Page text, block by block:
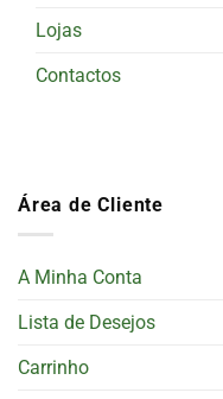
Lojas
Contactos
Área de Cliente
A Minha Conta
Lista de Desejos
Carrinho